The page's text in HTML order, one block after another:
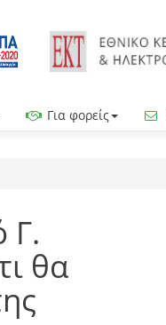
Για φορείς
Γ.
θα